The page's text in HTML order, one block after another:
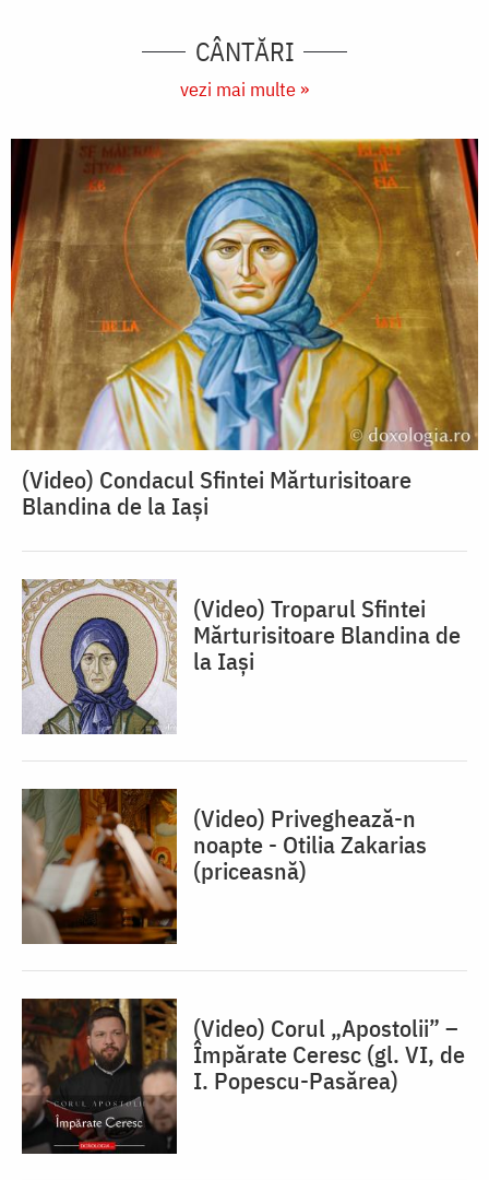
CÂNTĂRI
vezi mai multe »
(Video) Condacul Sfintei Mărturisitoare
Blandina de la Iași
(Video) Troparul Sfintei
Mărturisitoare Blandina de
la Iași
(Video) Priveghează-n
noapte - Otilia Zakarias
(priceasnă)
(Video) Corul „Apostolii” –
⁠Împărate Ceresc (gl. VI, de
I. Popescu-Pasărea)